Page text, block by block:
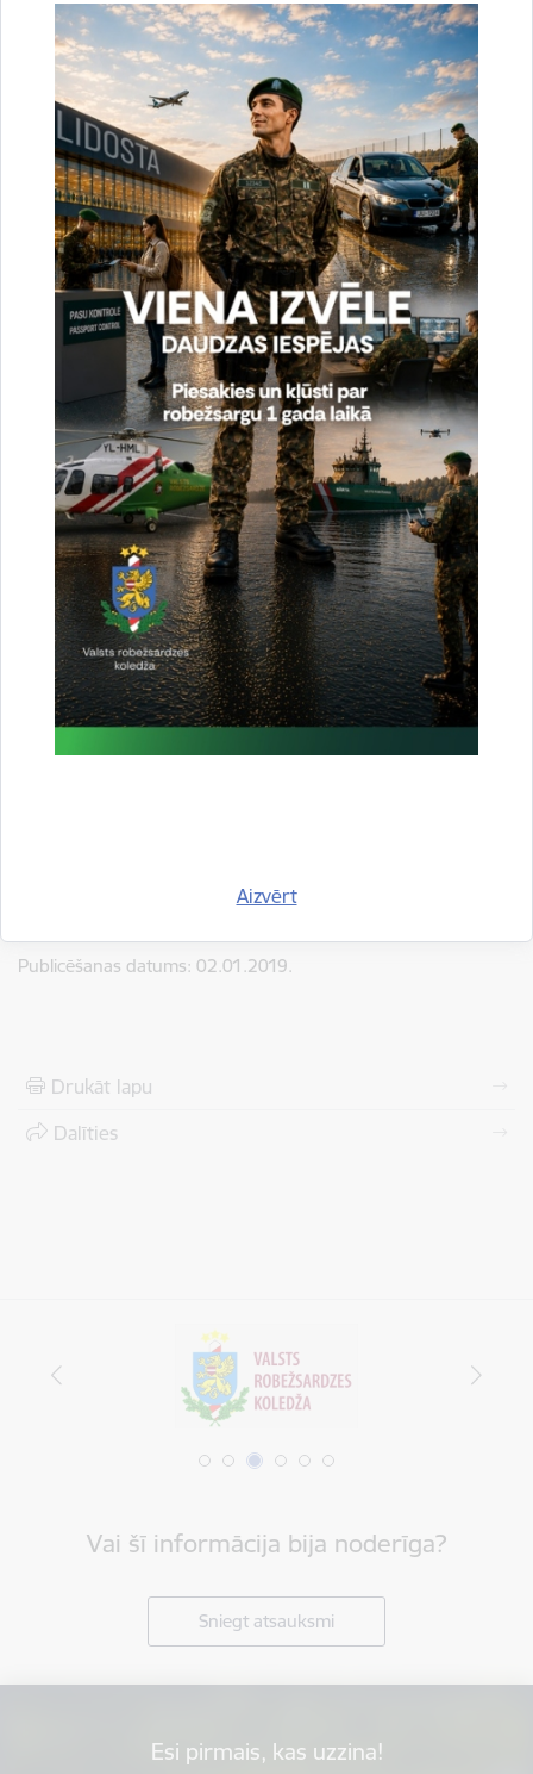
Aizvērt
sistēma REIS datu apmaiņas saskarņu modulis.
2. Piegādāti un uzstādīti esošās Starptautiskās lidostas "Rīga"
infrastruktūras savienošanai ar ABC vārtu risinājumu 4
komunikācijas aparatūras komplekti, katrs sastāv no:
2.1. 24 portu tīkla komutatora,
2.2. tīkla komutatora grēdošanas moduļa,
2.3. optiskā moduļa,
2.4. komutatora pārvaldības sistēmas licences
Projektu līdzfinansē Eiropas Savienība
Šī publikācija ir veidota ar Iekšējās drošības fonda 2014. -
2020. gadam atbalstu
Par publikācijas saturu atbild Valsts robežsardze
Kontaktpersona: Larisa Koženkova
Publicēšanas datums: 02.01.2019.
Drukāt lapu
Dalīties
Vai šī informācija bija noderīga?
Sniegt atsauksmi
Esi pirmais, kas uzzina!